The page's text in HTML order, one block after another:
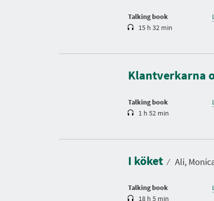
Talking book
n
15 h 32 min
Klantverkarna
Talking book
r
t
i
n
1 h 52 min
I köket ⁄ Ali,
Talking book
r
t
i
n
18 h 5 min